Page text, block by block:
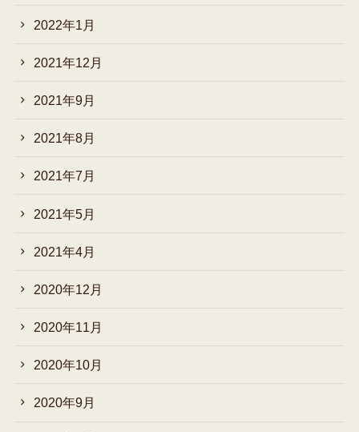
2022年1月
2021年12月
2021年9月
2021年8月
2021年7月
2021年5月
2021年4月
2020年12月
2020年11月
2020年10月
2020年9月